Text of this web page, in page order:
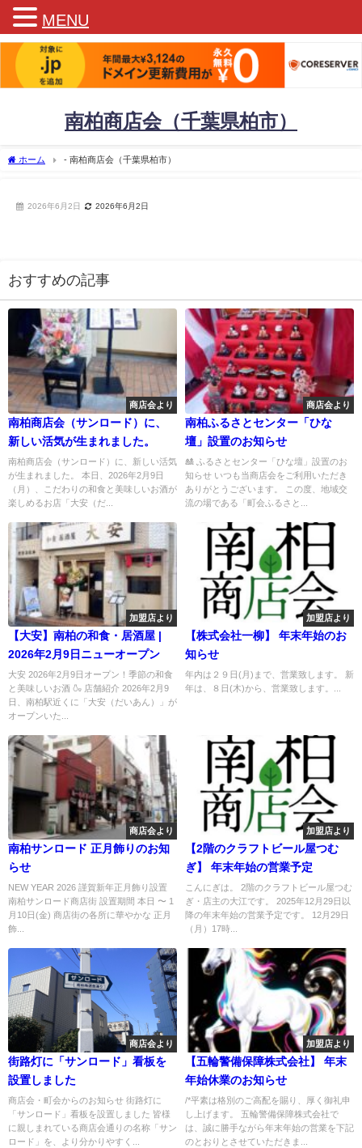
南柏商店会（千葉県柏市）
ホーム - 南柏商店会（千葉県柏市）
2026年6月2日 2026年6月2日
おすすめの記事
商店会より
南柏商店会（サンロード）に、
新しい活気が生まれました。
南柏商店会（サンロード）に、新しい活気
が生まれました。 本日、2026年2月9日
（月）、こだわりの和食と美味しいお酒が
楽しめるお店「大安（だ...
商店会より
南柏ふるさとセンター「ひな
壇」設置のお知らせ
🎎 ふるさとセンター「ひな壇」設置のお
知らせ いつも当商店会をご利用いただき
ありがとうございます。 この度、地域交
流の場である「町会ふるさと...
加盟店より
【大安】南柏の和食・居酒屋 |
2026年2月9日ニューオープン
大安 2026年2月9日オープン！季節の和食
と美味しいお酒 🍶 店舗紹介 2026年2月9
日、南柏駅近くに「大安（だいあん）」が
オープンいた...
加盟店より
【株式会社一柳】 年末年始のお
知らせ
年内は２９日(月)まで、営業致します。 新
年は、８日(木)から、営業致します。...
商店会より
南柏サンロード 正月飾りのお知
らせ
NEW YEAR 2026 謹賀新年正月飾り設置
南柏サンロード商店街 設置期間 本日 〜 1
月10日(金) 商店街の各所に華やかな 正月
飾...
加盟店より
【2階のクラフトビール屋つむ
ぎ】 年末年始の営業予定
こんにぎは。 2階のクラフトビール屋つむ
ぎ・店主の大江です。 2025年12月29日以
降の年末年始の営業予定です。 12月29日
（月）17時...
商店会より
街路灯に「サンロード」看板を
設置しました
商店会・町会からのお知らせ 街路灯に
「サンロード」看板を設置しました 皆様
に親しまれている商店会通りの名称「サン
ロード」を、より分かりやすく...
加盟店より
【五輪警備保障株式会社】 年末
年始休業のお知らせ
/*平素は格別のご高配を賜り、厚く御礼申
し上げます。 五輪警備保障株式会社で
は、誠に勝手ながら年末年始の営業を下記
のとおりとさせていただきま...
MENU